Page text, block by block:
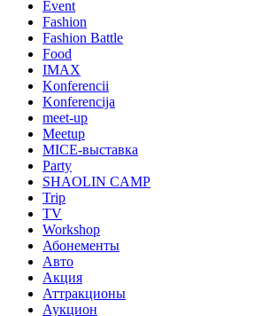
Event
Fashion
Fashion Battle
Food
IMAX
Konferencii
Konferencija
meet-up
Meetup
MICE-выставка
Party
SHAOLIN CAMP
Trip
TV
Workshop
Абонементы
Авто
Акция
Аттракционы
Аукцион